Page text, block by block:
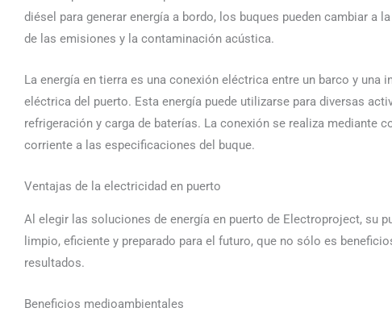
diésel para generar energía a bordo, los buques pueden cambiar a
de las emisiones y la contaminación acústica.
La energía en tierra es una conexión eléctrica entre un barco y una
eléctrica del puerto. Esta energía puede utilizarse para diversas
refrigeración y carga de baterías. La conexión se realiza mediante
corriente a las especificaciones del buque.
Ventajas de la electricidad en puerto
Al elegir las soluciones de energía en puerto de Electroproject, su
limpio, eficiente y preparado para el futuro, que no sólo es
resultados.
Beneficios medioambientales